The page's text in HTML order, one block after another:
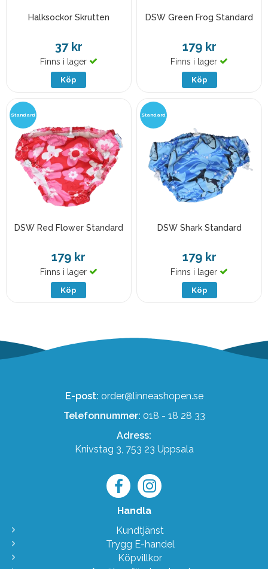
Halksockor Skrutten
37 kr
Finns i lager
Köp
DSW Green Frog Standard
179 kr
Finns i lager
Köp
DSW Red Flower Standard
179 kr
Finns i lager
Köp
Standard
DSW Shark Standard
179 kr
Finns i lager
Köp
Standard
E-post: order@linneashopen.se
Telefonnummer: 018 - 18 28 33
Adress:
Knivstag 3, 753 23 Uppsala
Handla
Kundtjänst
Trygg E-handel
Köpvillkor